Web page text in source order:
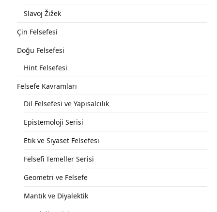
Slavoj Žižek
Çin Felsefesi
Doğu Felsefesi
Hint Felsefesi
Felsefe Kavramları
Dil Felsefesi ve Yapısalcılık
Epistemoloji Serisi
Etik ve Siyaset Felsefesi
Felsefi Temeller Serisi
Geometri ve Felsefe
Mantık ve Diyalektik